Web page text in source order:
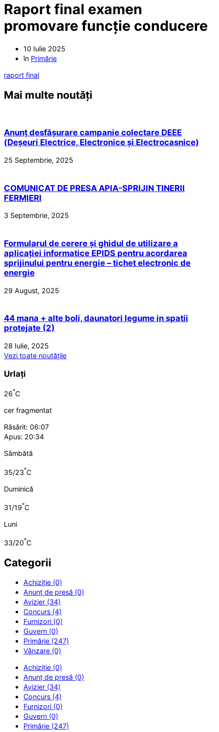
Raport final examen
promovare funcție conducere
10 Iulie 2025
în Primărie
raport final
Mai multe noutăți
Anunț desfășurare campanie colectare DEEE
(Deșeuri Electrice, Electronice și Electrocasnice)
25 Septembrie, 2025
COMUNICAT DE PRESA APIA-SPRIJIN TINERII
FERMIERI
3 Septembrie, 2025
Formularul de cerere și ghidul de utilizare a
aplicației informatice EPIDS pentru acordarea
sprijinului pentru energie – tichet electronic de
energie
29 August, 2025
44 mana + alte boli, daunatori legume in spatii
protejate (2)
28 Iulie, 2025
Vezi toate noutățile
Urlați
26°C
cer fragmentat
Răsărit: 06:07
Apus: 20:34
Sâmbătă
35/23°C
Duminică
31/19°C
Luni
33/20°C
Categorii
Achiziție (0)
Anunț de presă (0)
Avizier (34)
Concurs (4)
Furnizori (0)
Guvern (0)
Primărie (247)
Vânzare (0)
Achiziție (0)
Anunț de presă (0)
Avizier (34)
Concurs (4)
Furnizori (0)
Guvern (0)
Primărie (247)